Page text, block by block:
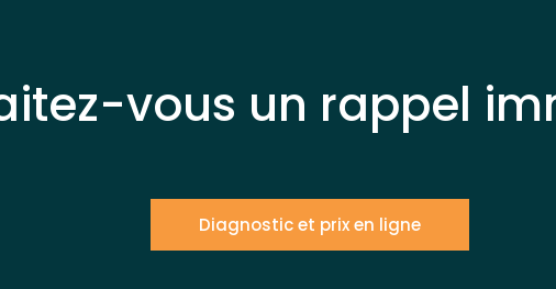
vous un rappel
Diagnostic et prix en ligne